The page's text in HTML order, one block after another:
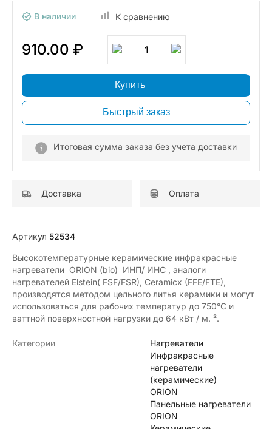
В наличии К сравнению
910.00 ₽ 1
Купить
Быстрый заказ
Итоговая сумма заказа без учета доставки
Доставка Оплата
Артикул 52534
Высокотемпературные керамические инфракрасные
нагреватели ORION (bio) ИНП/ ИНС , аналоги
нагревателей Elstein( FSF/FSR), Ceramicx (FFE/FTE),
производятся методом цельного литья керамики и могут
использоваться для рабочих температур до 750°C и
ваттной поверхностной нагрузки до 64 кВт / м. ².
Категории
Нагреватели
Инфракрасные
нагреватели
(керамические)
ORION
Панельные нагреватели
ORION